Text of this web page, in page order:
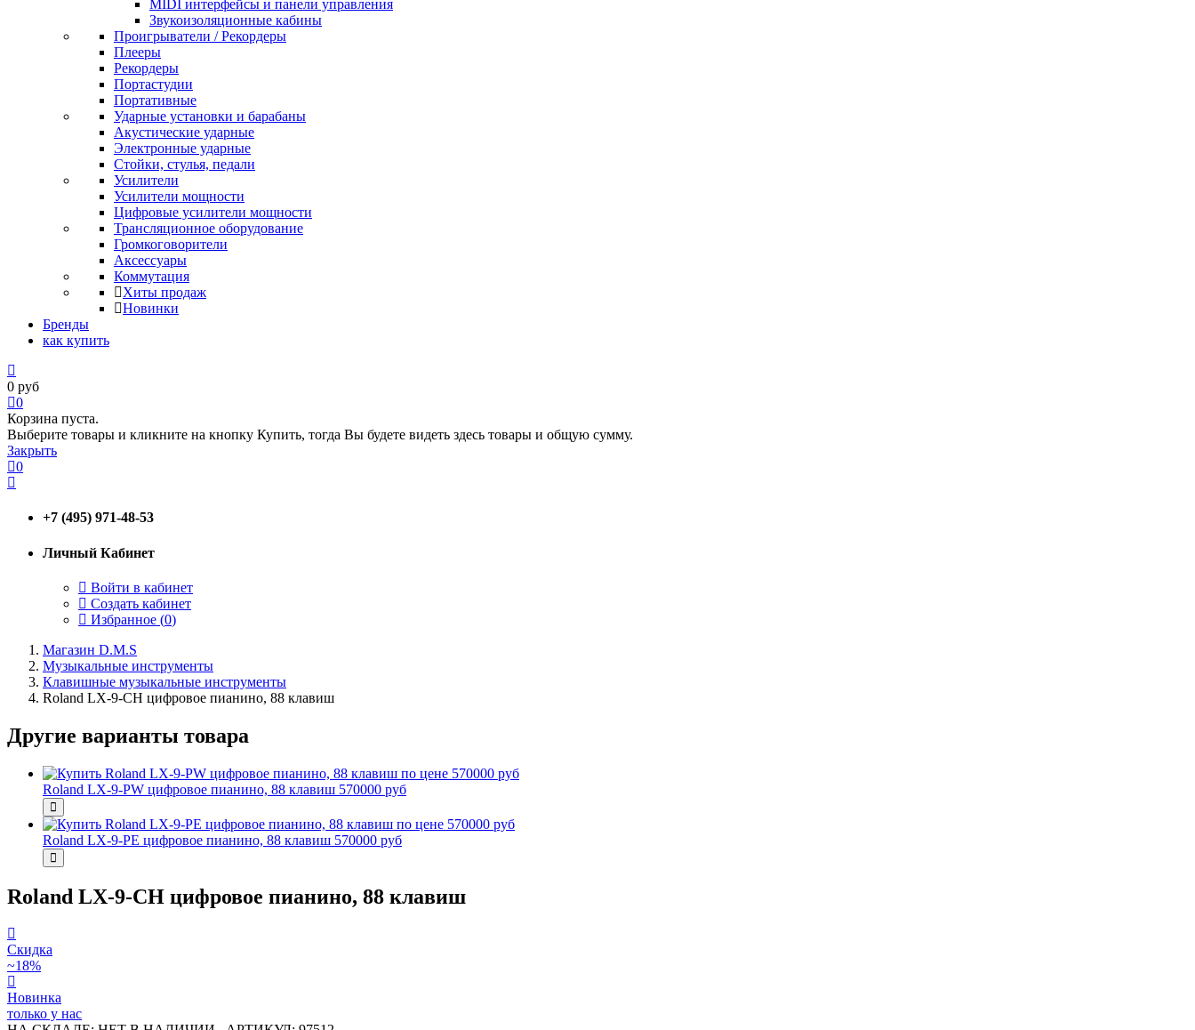
MIDI интерфейсы и панели управления
Звукоизоляционные кабины
Проигрыватели / Рекордеры
Плееры
Рекордеры
Портастудии
Портативные
Ударные установки и барабаны
Акустические ударные
Электронные ударные
Стойки, стулья, педали
Усилители
Усилители мощности
Цифровые усилители мощности
Трансляционное оборудование
Громкоговорители
Аксессуары
Коммутация
Хиты продаж
Новинки
Бренды
как купить
0 руб
0
Корзина пуста.
Выберите товары и кликните на кнопку Купить, тогда Вы будете видеть здесь товары и общую сумму.
Закрыть
0
+7 (495) 971-48-53
Личный Кабинет
Войти в кабинет
Создать кабинет
Избранное (0)
Магазин D.M.S
Музыкальные инструменты
Клавишные музыкальные инструменты
Roland LX-9-CH цифровое пианино, 88 клавиш
Другие варианты товара
Roland LX-9-PW цифровое пианино, 88 клавиш 570000 руб
Roland LX-9-PE цифровое пианино, 88 клавиш 570000 руб
Roland LX-9-CH цифровое пианино, 88 клавиш
Скидка
~18%
Новинка
только у нас